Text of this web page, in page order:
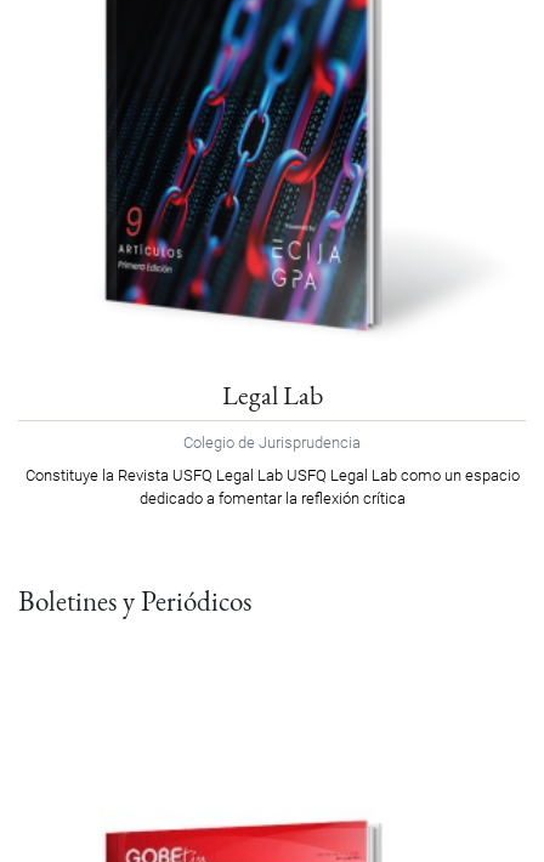
Legal Lab
Colegio de Jurisprudencia
Constituye la Revista USFQ Legal Lab USFQ Legal Lab como un espacio
dedicado a fomentar la reflexión crítica
Boletines y Periódicos